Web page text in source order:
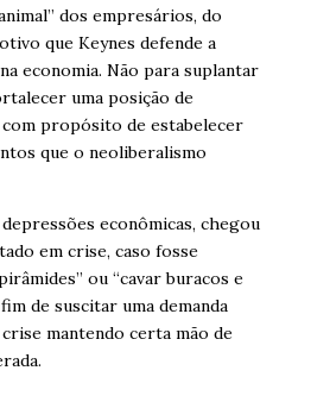
dos empresários, do
que Keynes defende a
economia. Não para suplantar
uma posição de
propósito de estabelecer
que o neoliberalismo
econômicas, chegou
em crise, caso fosse
ou “cavar buracos e
de suscitar uma demanda
mantendo certa mão de